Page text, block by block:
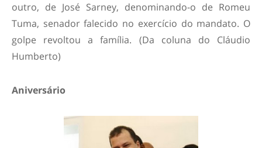
outro, de José Sarney, denominando-o de Romeu
Tuma, senador falecido no exercício do mandato. O
golpe revoltou a família. (Da coluna do Cláudio
Humberto)
Aniversário